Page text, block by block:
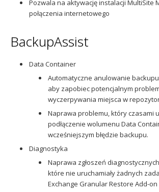
Pozwala na aktywację instalacji MultiSite
połączenia internetowego
BackupAssist
Data Container
Automatyczne anulowanie
aby zapobiec potencjalnym
wyczerpywania miejsca w
Naprawa problemu, który czasami
podłączenie wolumenu Data
wcześniejszym błędzie backupu.
Diagnostyka
Naprawa zgłoszeń
które nie uruchamiały żadnych
Exchange Granular Restore Add-on